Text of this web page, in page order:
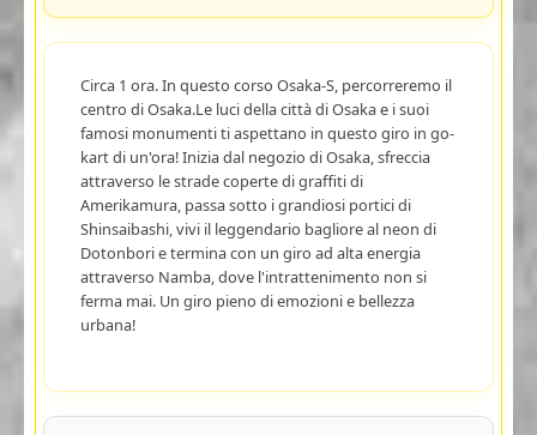
Circa 1 ora. In questo corso Osaka-S, percorreremo il
centro di Osaka.Le luci della città di Osaka e i suoi
famosi monumenti ti aspettano in questo giro in go-
kart di un'ora! Inizia dal negozio di Osaka, sfreccia
attraverso le strade coperte di graffiti di
Amerikamura, passa sotto i grandiosi portici di
Shinsaibashi, vivi il leggendario bagliore al neon di
Dotonbori e termina con un giro ad alta energia
attraverso Namba, dove l'intrattenimento non si
ferma mai. Un giro pieno di emozioni e bellezza
urbana!